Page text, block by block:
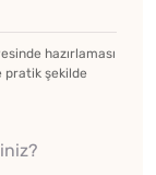
hazırlaması
pratik şekilde